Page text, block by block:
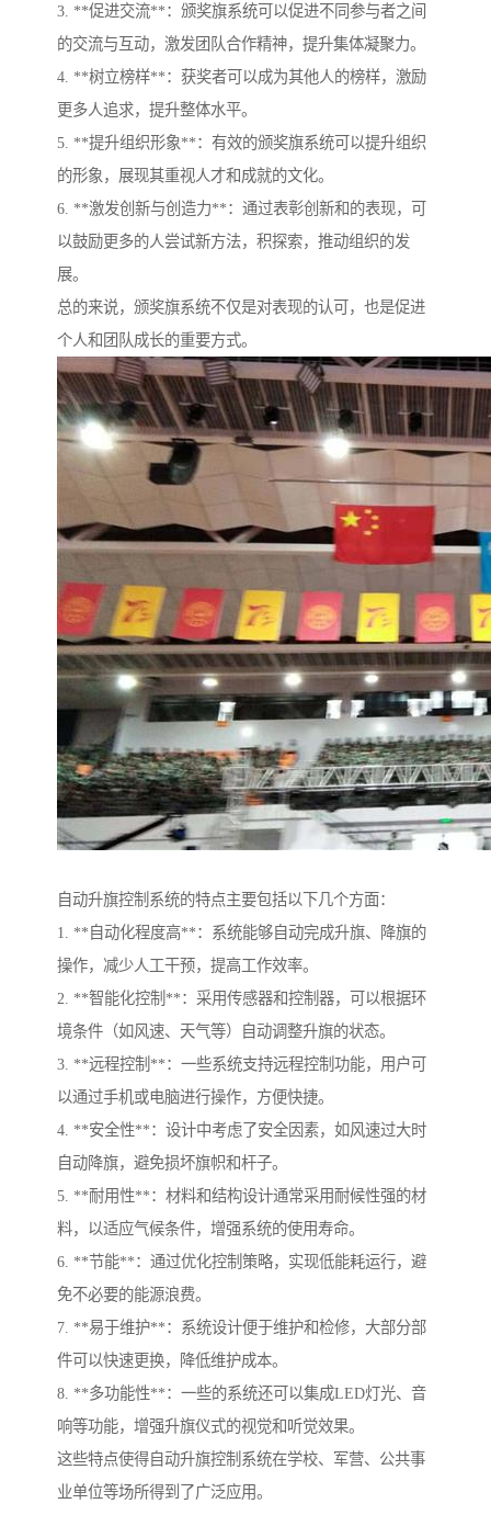
3. **促进交流**：颁奖旗系统可以促进不同参与者之间
的交流与互动，激发团队合作精神，提升集体凝聚力。
4. **树立榜样**：获奖者可以成为其他人的榜样，激励
更多人追求，提升整体水平。
5. **提升组织形象**：有效的颁奖旗系统可以提升组织
的形象，展现其重视人才和成就的文化。
6. **激发创新与创造力**：通过表彰创新和的表现，可
以鼓励更多的人尝试新方法，积探索，推动组织的发
展。
总的来说，颁奖旗系统不仅是对表现的认可，也是促进
个人和团队成长的重要方式。
自动升旗控制系统的特点主要包括以下几个方面：
1. **自动化程度高**：系统能够自动完成升旗、降旗的
操作，减少人工干预，提高工作效率。
2. **智能化控制**：采用传感器和控制器，可以根据环
境条件（如风速、天气等）自动调整升旗的状态。
3. **远程控制**：一些系统支持远程控制功能，用户可
以通过手机或电脑进行操作，方便快捷。
4. **安全性**：设计中考虑了安全因素，如风速过大时
自动降旗，避免损坏旗帜和杆子。
5. **耐用性**：材料和结构设计通常采用耐候性强的材
料，以适应气候条件，增强系统的使用寿命。
6. **节能**：通过优化控制策略，实现低能耗运行，避
免不必要的能源浪费。
7. **易于维护**：系统设计便于维护和检修，大部分部
件可以快速更换，降低维护成本。
8. **多功能性**：一些的系统还可以集成LED灯光、音
响等功能，增强升旗仪式的视觉和听觉效果。
这些特点使得自动升旗控制系统在学校、军营、公共事
业单位等场所得到了广泛应用。